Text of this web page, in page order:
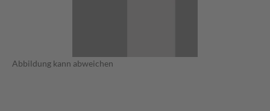
Abbildung kann abweichen